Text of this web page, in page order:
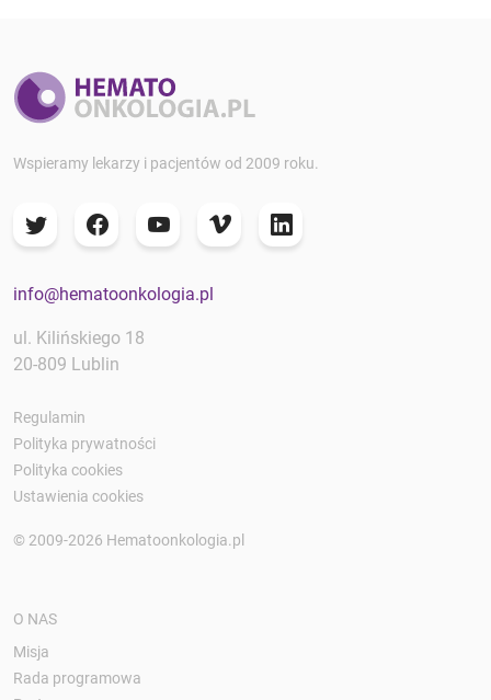
Wspieramy lekarzy i pacjentów od 2009 roku.
info@hematoonkologia.pl
ul. Kilińskiego 18
20-809 Lublin
Regulamin
Polityka prywatności
Polityka cookies
Ustawienia cookies
© 2009-2026 Hematoonkologia.pl
O NAS
Misja
Rada programowa